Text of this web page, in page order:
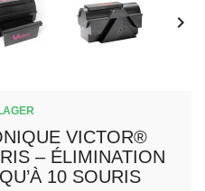

VICTOR®
– ÉLIMINATION
10 SOURIS